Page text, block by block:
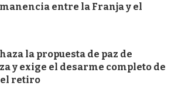
entre la Franja y el
la propuesta de paz de
y exige el desarme completo de
retiro